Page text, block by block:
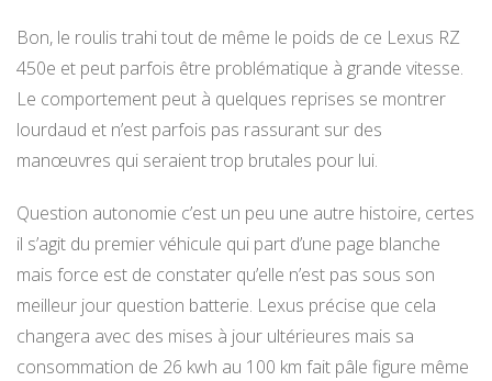
Bon, le roulis trahi tout de même le poids de ce Lexus RZ
450e et peut parfois être problématique à grande vitesse.
Le comportement peut à quelques reprises se montrer
lourdaud et n’est parfois pas rassurant sur des
manœuvres qui seraient trop brutales pour lui.
Question autonomie c’est un peu une autre histoire, certes
il s’agit du premier véhicule qui part d’une page blanche
mais force est de constater qu’elle n’est pas sous son
meilleur jour question batterie. Lexus précise que cela
changera avec des mises à jour ultérieures mais sa
consommation de 26 kwh au 100 km fait pâle figure même